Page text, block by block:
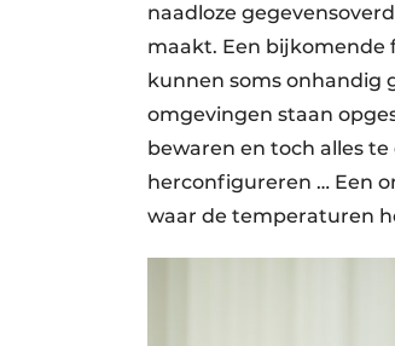
naadloze
maakt. Een bijkomende
kunnen soms onhandig
omgevingen staan
bewaren en toch alles
herconfigureren … Een
waar de temperaturen